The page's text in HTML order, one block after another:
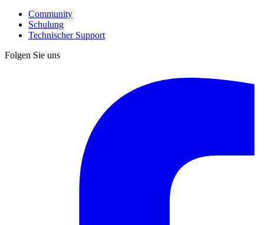
Community
Schulung
Technischer Support
Folgen Sie uns